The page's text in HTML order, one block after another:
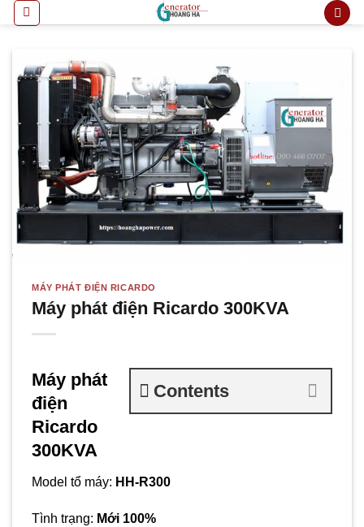
qua
dung
MÁY PHÁT ĐIỆN RICARDO
Máy phát điện Ricardo 300KVA
Contents
Máy phát
điện
Ricardo
300KVA
Model tổ máy: HH-R300
Tình trạng: Mới 100%